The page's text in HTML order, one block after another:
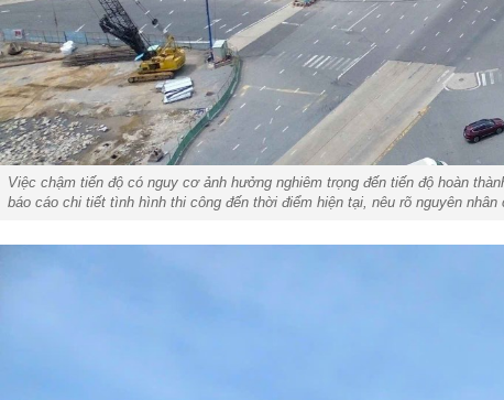
Việc chậm tiến độ có nguy cơ ảnh hưởng nghiêm trọng đến tiến độ hoàn
báo cáo chi tiết tình hình thi công đến thời điểm hiện tại, nêu rõ nguyên